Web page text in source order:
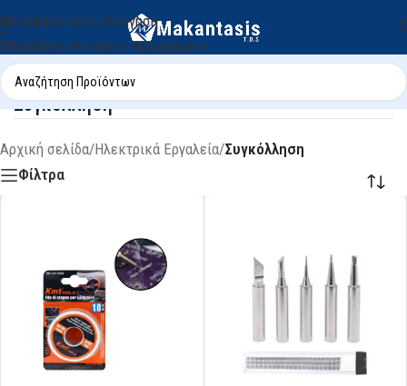
Μετάβαση στην πλοήγηση
Μετάβαση στο κύριο περιεχόμενο
Συγκόλληση
Αρχική σελίδα/Ηλεκτρικά Εργαλεία/Συγκόλληση
Φίλτρα